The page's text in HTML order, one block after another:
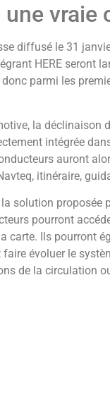
vraie
diffusé le 31
HERE seront
parmi les
la déclinaison
intégrée
auront
itinéraire,
solution proposée
pourront
carte. Ils pourront
évoluer le
de la circulation